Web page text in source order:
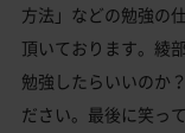
方法」などの勉強の
頂いております。綾
勉強したらいいのか
ださい。最後に笑っ